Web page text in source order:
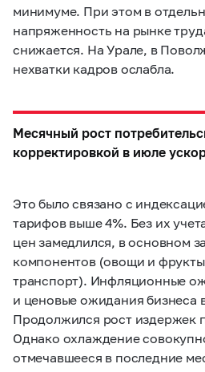
минимуме. При этом в
напряженность на рынке
снижается. На Урале, в
нехватки кадров ослабла.
Месячный рост
корректировкой в июле
Это было связано с
тарифов выше 4%. Без их
цен замедлился, в основном
компонентов (овощи и
транспорт). Инфляционные
и ценовые ожидания бизнеса
Продолжился рост издержек
Однако охлаждение
отмечавшееся в последние